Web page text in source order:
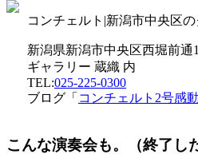
コンチェルト|新潟市中央区
新潟県新潟市中央区西堀前通
ギャラリー 蔵織 内
TEL:025-225-0300
ブログ「 コンチェルト2号感
こんな演奏会も。（終了し